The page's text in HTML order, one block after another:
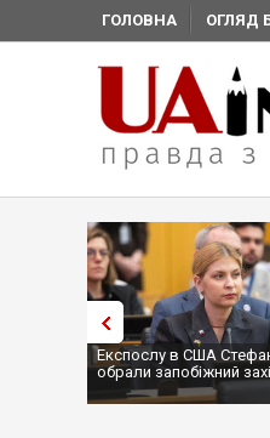
ГОЛОВНА ОГЛЯД
Експослу в США
обрали запобіжний